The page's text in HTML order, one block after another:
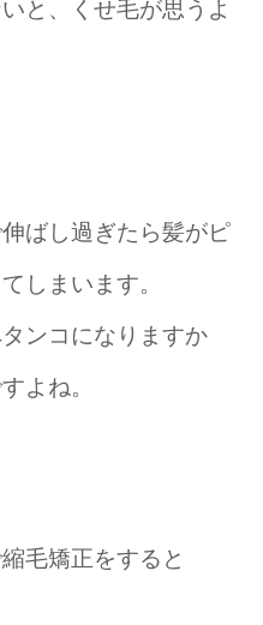
ばし過ぎたら髪がピ
しまいます。
ンコになりますか
よね。
毛矯正をすると